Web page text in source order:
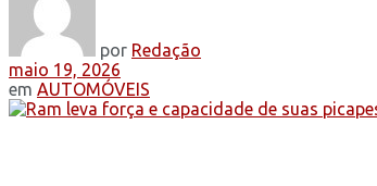
por Redação
maio 19, 2026
em AUTOMÓVEIS